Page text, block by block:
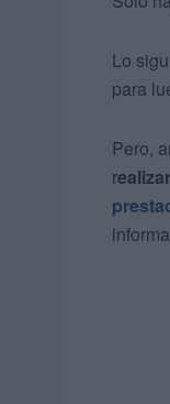
Lo
para
Pero,
r